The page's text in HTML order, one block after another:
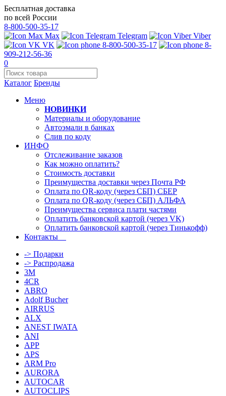
Бесплатная доставка
по всей России
8-800-500-35-17
Max
Telegram
Viber
VK
8-800-500-35-17
8-
909-212-56-36
0
Каталог Бренды
Меню
НОВИНКИ
Материалы и оборудование
Автоэмали в банках
Слив по коду
ИНФО
Отслеживание заказов
Как можно оплатить?
Стоимость доставки
Преимущества доставки через Почта РФ
Оплата по QR-коду (через СБП) СБЕР
Оплата по QR-коду (через СБП) АЛЬФА
Преимущества сервиса плати частями
Оплатить банковской картой (через VK)
Оплатить банковской картой (через Тинькофф)
Контакты
-> Подарки
-> Распродажа
3M
4CR
ABRO
Adolf Bucher
AIRRUS
ALX
ANEST IWATA
ANI
APP
APS
ARM Pro
AURORA
AUTOCAR
AUTOCLIPS